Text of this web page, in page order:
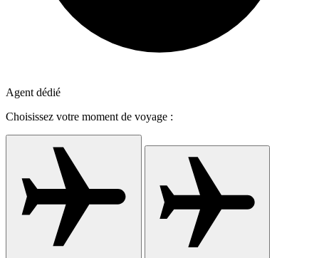
Agent dédié
Choisissez votre moment de voyage :